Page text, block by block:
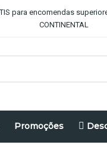
para encomendas
CONTINENTAL
Promoções